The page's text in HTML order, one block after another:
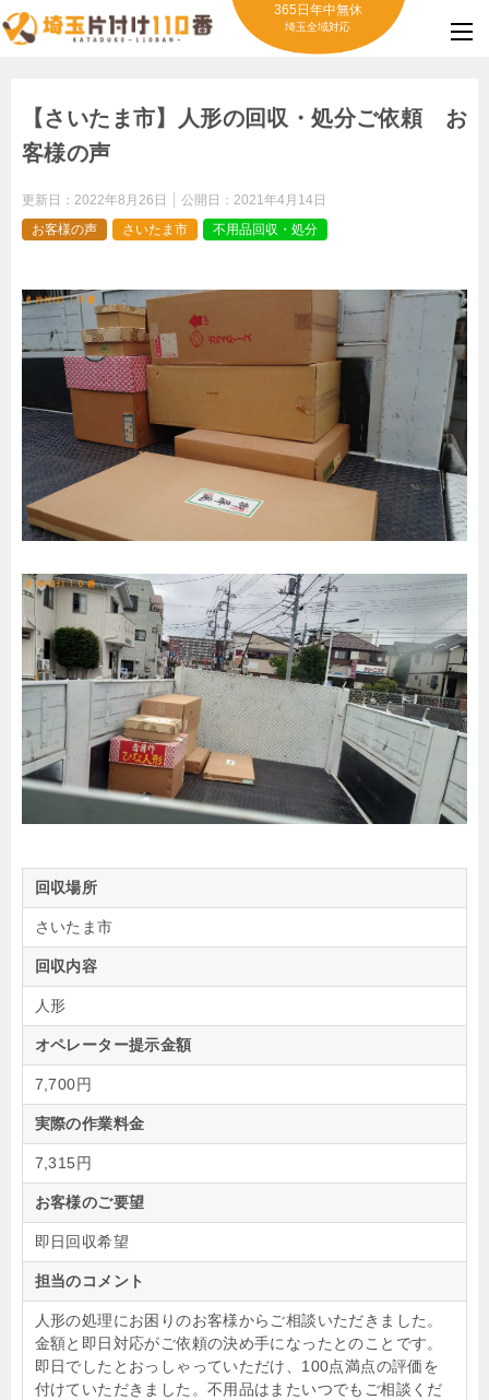
365日年中無休
埼玉全域対応
【さいたま市】人形の回収・処分ご依頼 お
客様の声
更新日： 2022年8月26日 公開日： 2021年4月14日
お客様の声
さいたま市 不用品回収・処分
回収場所
さいたま市
回収内容
人形
オペレーター提示金額
7,700円
実際の作業料金
7,315円
お客様のご要望
即日回収希望
担当のコメント
人形の処理にお困りのお客様からご相談いただきました。
金額と即日対応がご依頼の決め手になったとのことです。
即日でしたとおっしゃっていただけ、100点満点の評価を
付けていただきました。不用品はまたいつでもご相談くだ